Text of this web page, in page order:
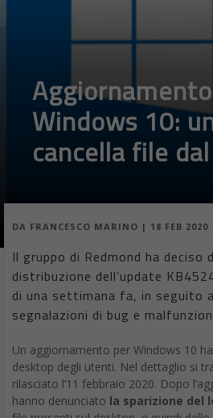
Windows 10:
cancella file
DA FRANCESCO MARINO | 18 FEB 2020
Il gruppo di Redmond ha deciso
distribuzione dell’update
di una settimana fa, in seguito
segnalazioni di bug e
Un aggiornamento per Windows 10
desktop degli utenti. Nel dettaglio si
rilasciato l’11 febbraio 2020. Dopo
hanno denunciato la sparizione del